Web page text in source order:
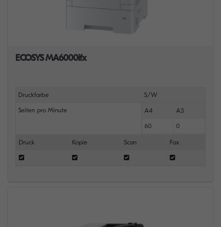
ECOSYS MA6000ifx
Druckfarbe S/W
Seiten pro Minute A4 A3
60 0
Druck Kopie Scan Fax